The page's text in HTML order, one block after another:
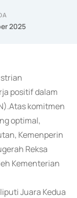
2025
positif dalam
komitmen
optimal,
Kemenperin
Reksa
Kementerian
Juara Kedua